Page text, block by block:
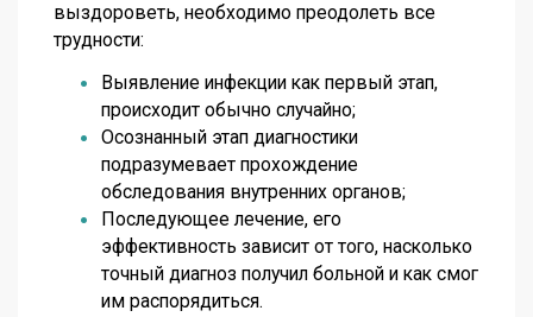
выздороветь, необходимо преодолеть все
трудности:
Выявление инфекции как первый этап,
происходит обычно случайно;
Осознанный этап диагностики
подразумевает прохождение
обследования внутренних органов;
Последующее лечение, его
эффективность зависит от того, насколько
точный диагноз получил больной и как смог
им распорядиться.